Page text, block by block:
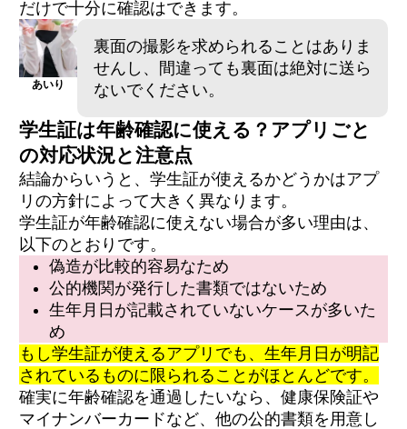
だけで十分に確認はできます。
あいり
裏面の撮影を求められることはありま
せんし、間違っても裏面は絶対に送ら
ないでください。
学生証は年齢確認に使える？アプリごと
の対応状況と注意点
結論からいうと、学生証が使えるかどうかはアプ
リの方針によって大きく異なります。
学生証が年齢確認に使えない場合が多い理由は、
以下のとおりです。
偽造が比較的容易なため
公的機関が発行した書類ではないため
生年月日が記載されていないケースが多いた
め
もし学生証が使えるアプリでも、生年月日が明記
されているものに限られることがほとんどです。
確実に年齢確認を通過したいなら、健康保険証や
マイナンバーカードなど、他の公的書類を用意し